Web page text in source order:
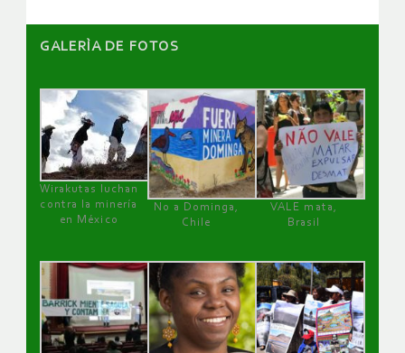
GALERÌA DE FOTOS
Wirakutas luchan
contra la minería
en México
No a Dominga,
Chile
VALE mata,
Brasil